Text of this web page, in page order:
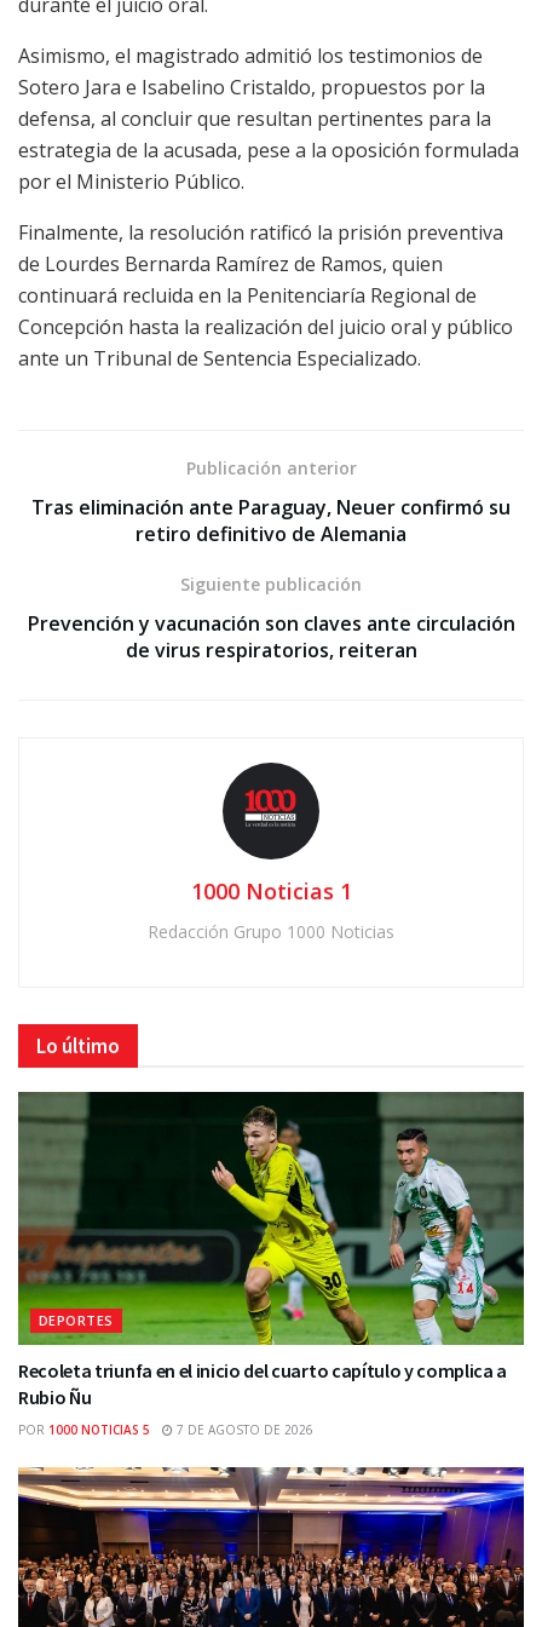
Asimismo, el magistrado admitió los testimonios de
Sotero Jara e Isabelino Cristaldo, propuestos por la
defensa, al concluir que resultan pertinentes para la
estrategia de la acusada, pese a la oposición formulada
por el Ministerio Público.
Finalmente, la resolución ratificó la prisión preventiva
de Lourdes Bernarda Ramírez de Ramos, quien
continuará recluida en la Penitenciaría Regional de
Concepción hasta la realización del juicio oral y público
ante un Tribunal de Sentencia Especializado.
Publicación anterior
Tras eliminación ante Paraguay, Neuer confirmó su
retiro definitivo de Alemania
Siguiente publicación
Prevención y vacunación son claves ante circulación
de virus respiratorios, reiteran
1000 Noticias 1
Redacción Grupo 1000 Noticias
Lo último
DEPORTES
Recoleta triunfa en el inicio del cuarto capítulo y complica a
Rubio Ñu
POR 1000 NOTICIAS 5 7 DE AGOSTO DE 2026